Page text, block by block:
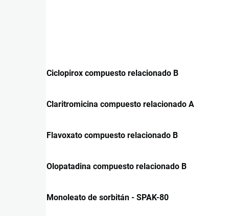
Ciclopirox compuesto relacionado B
Claritromicina compuesto relacionado A
Flavoxato compuesto relacionado B
Olopatadina compuesto relacionado B
Monoleato de sorbitán - SPAK-80